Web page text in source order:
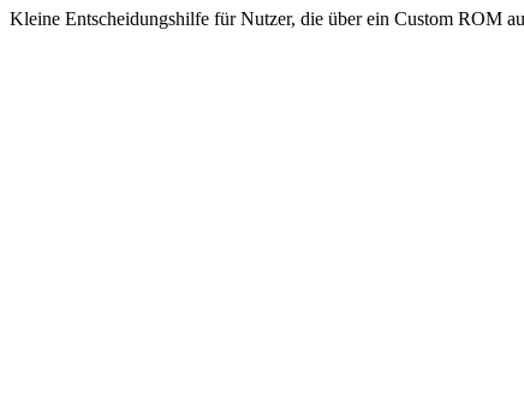
Kleine Entscheidungshilfe für Nutzer, die über ein Custom ROM